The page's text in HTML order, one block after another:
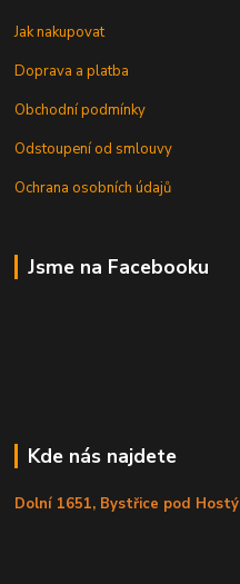
Jak nakupovat
Doprava a platba
Obchodní podmínky
Odstoupení od smlouvy
Ochrana osobních údajů
Jsme na Facebooku
Kde nás najdete
Dolní 1651, Bystřice pod